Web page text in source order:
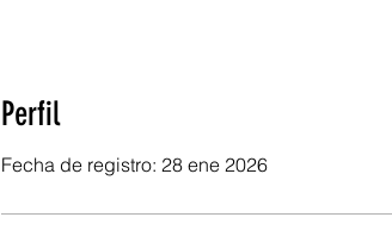
Perfil
Fecha de registro: 28 ene 2026